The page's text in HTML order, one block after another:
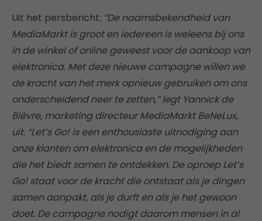
Uit het persbericht: “De naamsbekendheid van
MediaMarkt is groot en iedereen is weleens bij ons
in de winkel of online geweest voor de aankoop van
elektronica. Met deze nieuwe campagne willen we
de kracht van het merk opnieuw gebruiken om ons
onderscheidend neer te zetten,” legt Yannick de
Bièvre, marketing directeur MediaMarkt BeNeLux,
uit. “Let’s Go! is een enthousiaste uitnodiging aan
onze klanten om elektronica en de mogelijkheden
die het biedt samen te ontdekken. De oproep Let’s
Go! staat voor de kracht die ontstaat als je dingen
samen aanpakt, als je durft en als je het gewoon
doet. De campagne nodigt daarom mensen in al